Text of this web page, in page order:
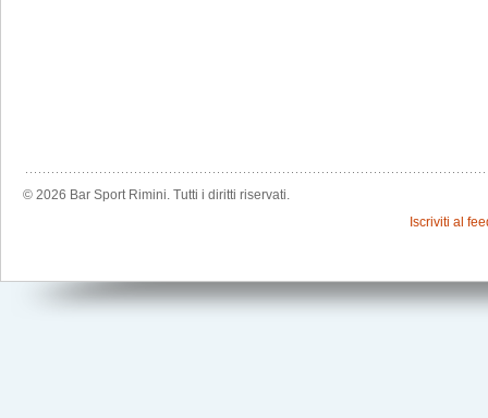
© 2026 Bar Sport Rimini. Tutti i diritti riservati.
Iscriviti al